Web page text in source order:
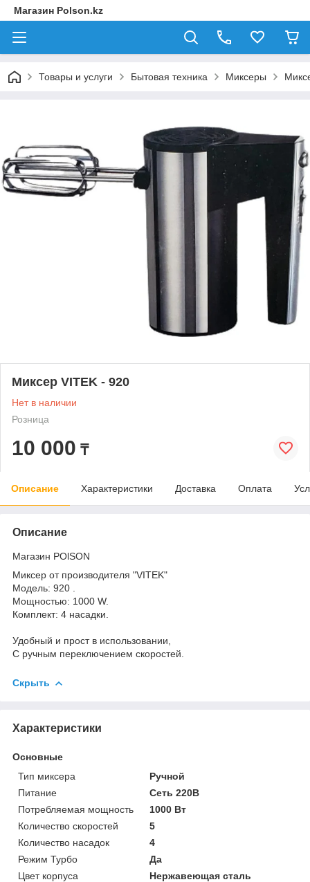
Магазин Polson.kz
Товары и услуги Бытовая техника Миксеры
Миксер VITEK - 920
Нет в наличии
Розница
10 000 ₸
Описание Характеристики Доставка Оплата
Описание
Магазин POlSON
Миксер от производителя "VITEK"
Модель: 920 .
Мощностью: 1000 W.
Комплект: 4 насадки.
Удобный и прост в использовании,
С ручным переключением скоростей.
Скрыть
Характеристики
Основные
Тип миксера
Ручной
Питание
Сеть 220В
Потребляемая мощность
1000 Вт
Количество скоростей
5
Количество насадок
4
Режим Турбо
Да
Цвет корпуса
Нержавеющая сталь